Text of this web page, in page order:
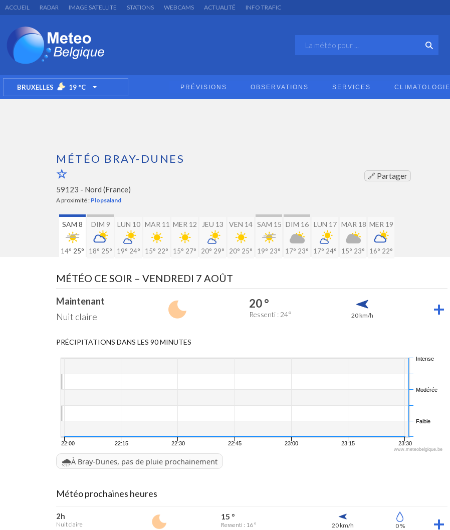
ACCUEIL RADAR IMAGE SATELLITE STATIONS WEBCAMS ACTUALITÉ INFO TRAFIC
BRUXELLES 19°C TOGGLE DROPDOWN PRÉVISIONS OBSERVATIONS SERVICES CLIMATOLOGIE
MÉTÉO BRAY-DUNES
🔗 Partager
59123 - Nord (France)
A proximité : Plopsaland
SAM 8
14° 25°
DIM 9
18° 25°
LUN 10
19° 24°
MAR 11
15° 22°
MER 12
15° 27°
JEU 13
20° 29°
VEN 14
20° 25°
SAM 15
19° 23°
DIM 16
17° 23°
LUN 17
17° 24°
MAR 18
15° 23°
MER 19
16° 22°
MÉTÉO CE SOIR – VENDREDI 7 AOÛT
Maintenant
Nuit claire
20 °
Ressenti : 24° 20 km/h
PRÉCIPITATIONS DANS LES 90 MINUTES
22:00 22:15 22:30 22:45 23:00 23:15 23:30
Faible
Modérée
Intense
www.meteobelgique.be
🌧️À Bray-Dunes, pas de pluie prochainement
Météo prochaines heures
2h
Nuit claire
15 °
Ressenti : 16 ° 20 km/h 0 %